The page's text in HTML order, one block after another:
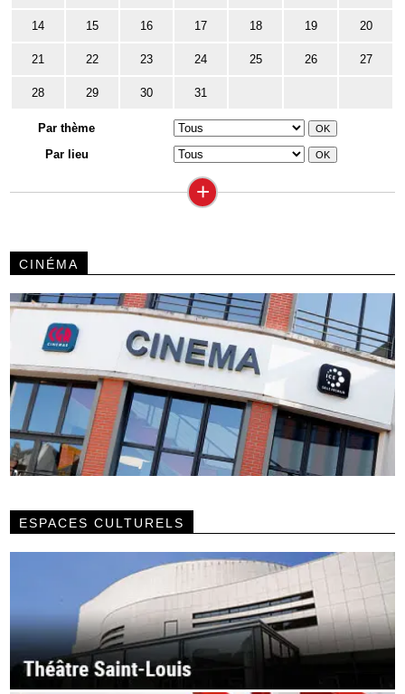
14 15 16 17 18 19 20
21 22 23 24 25 26 27
28 29 30 31
Par thème
Par lieu
+
CINÉMA
ESPACES CULTURELS